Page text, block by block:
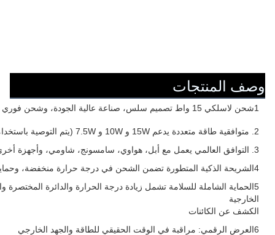
وصف المنتجات
1شحن لاسلكي 15 واط تصميم سلس، صناعة عالية الجودة، وشحن فوري عند وضعها.
2. متوافقية طاقة متعددة يدعم 15W و 10W و 7.5W (يتم التوصية باستخدامه مع محول PD 18W أو أعلى).
3. التوافق العالمي يعمل مع أبل، هواوي، سامسونج، شاومي، وأجهزة أخرى تدعم الشحن اللاسلكي.
4الشريحة الذكية المتطورة تضمن الشحن في درجة حرارة منخفضة، وحماية الجهاز وطول عمر البطارية.
5الحماية الشاملة للسلامة تشمل زيادة درجة الحرارة والدائرة المختصرة
الخارجية
الكشف عن الكائنات
6العرض الرقمي: مراقبة في الوقت الحقيقي للطاقة والجهد الخارجي